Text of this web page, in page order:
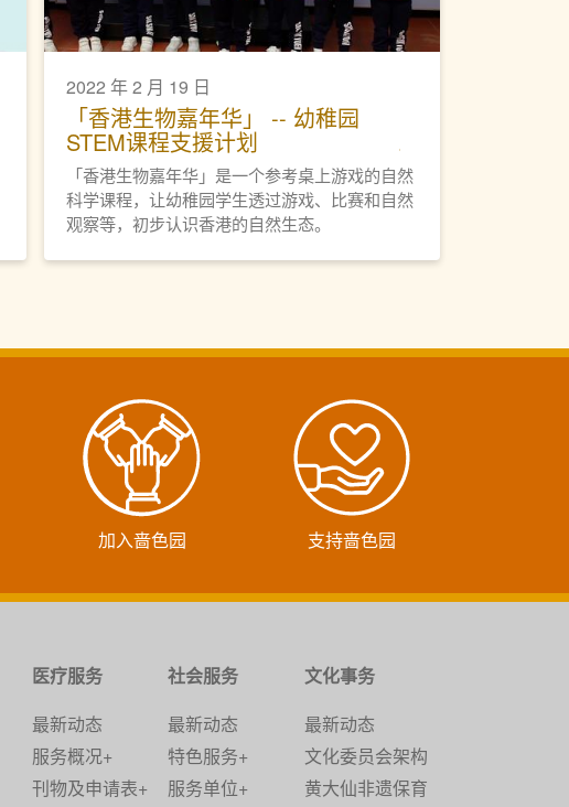
2022 年 2 月 19 日
「香港生物嘉年华」 -- 幼稚园
STEM课程支援计划
「香港生物嘉年华」是一个参考桌上游戏的自然
科学课程，让幼稚园学生透过游戏、比赛和自然
观察等，初步认识香港的自然生态。
加入啬色园 支持啬色园
医疗服务
最新动态
服务概况+
刊物及申请表+
社会服务
最新动态
特色服务+
服务单位+
文化事务
最新动态
文化委员会架构
黄大仙非遗保育